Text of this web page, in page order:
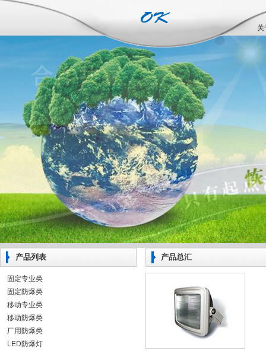
关
产品列表
固定专业类
固定防爆类
移动专业类
移动防爆类
厂用防爆类
LED防爆灯
产品总汇